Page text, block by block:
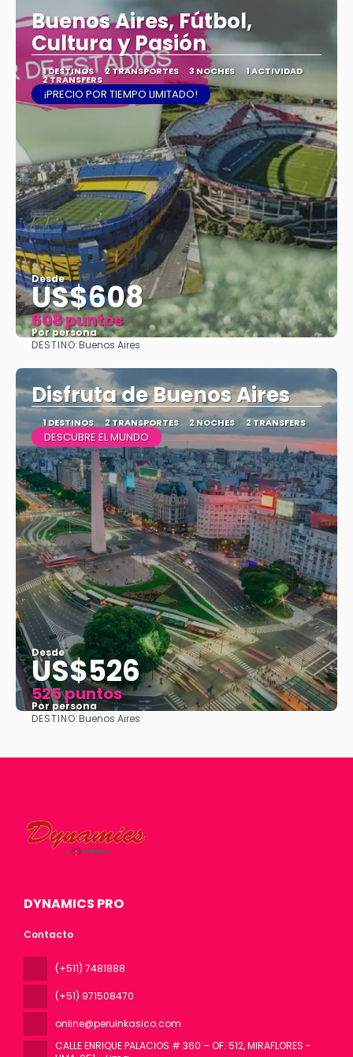
Buenos Aires, Fútbol,
Cultura y Pasión
1 DESTINOS 2 TRANSPORTES 3 NOCHES 1 ACTIVIDAD
2 TRANSFERS
¡PRECIO POR TIEMPO LIMITADO!
Desde
US$608
608 puntos
Por persona
DESTINO:Buenos Aires
Disfruta de Buenos Aires
1 DESTINOS 2 TRANSPORTES 2 NOCHES 2 TRANSFERS
DESCUBRE EL MUNDO
Desde
US$526
525 puntos
Por persona
DESTINO:Buenos Aires
DYNAMICS PRO
Contacto
(+511) 7481888
(+51) 971508470
online@peruinkasico.com
CALLE ENRIQUE PALACIOS # 360 – OF. 512, MIRAFLORES -